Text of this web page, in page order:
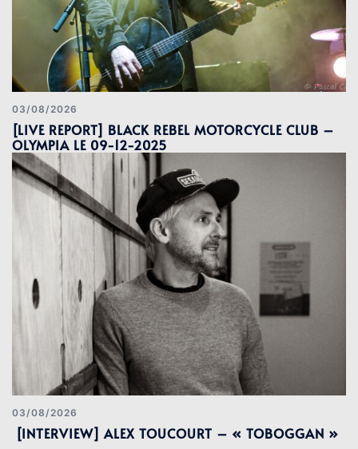
03/08/2026
[LIVE REPORT] BLACK REBEL MOTORCYCLE CLUB –
OLYMPIA LE 09-12-2025
03/08/2026
[INTERVIEW] ALEX TOUCOURT – « TOBOGGAN »